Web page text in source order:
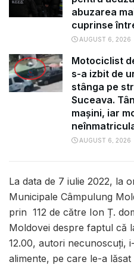
abuzarea
cuprinse
AUGUST 6, 2026
Motociclist
s-a izbit de
stânga pe
Suceava.
mașini, iar
AUGUST 6, 2026
La data de 7 iulie 2022, la
Municipale Câmpulung
prin 112 de către Ion Ț.
Moldovei despre faptul că
12.00, autori necunoscuți,
alimente, pe care le-a